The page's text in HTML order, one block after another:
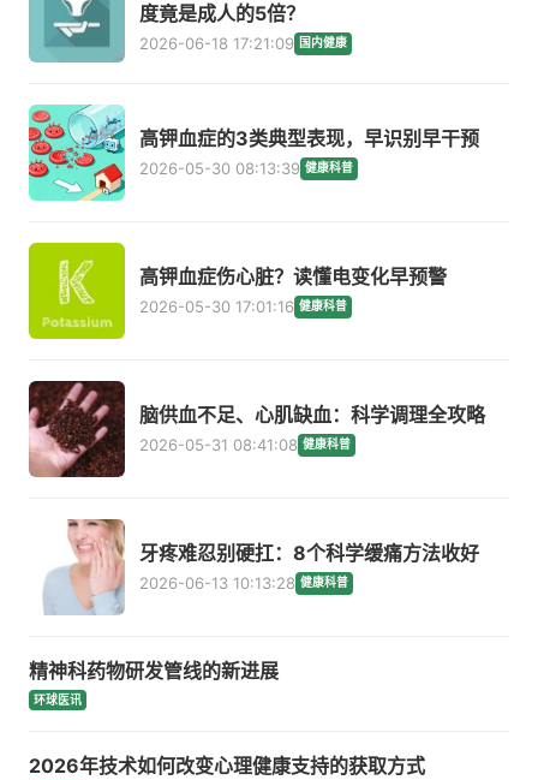
度竟是成人的5倍？
2026-06-18 17:21:09 国内健康
高钾血症的3类典型表现，早识别早干预
2026-05-30 08:13:39 健康科普
高钾血症伤心脏？读懂电变化早预警
2026-05-30 17:01:16 健康科普
脑供血不足、心肌缺血：科学调理全攻略
2026-05-31 08:41:08 健康科普
牙疼难忍别硬扛：8个科学缓痛方法收好
2026-06-13 10:13:28 健康科普
精神科药物研发管线的新进展
环球医讯
2026年技术如何改变心理健康支持的获取方式